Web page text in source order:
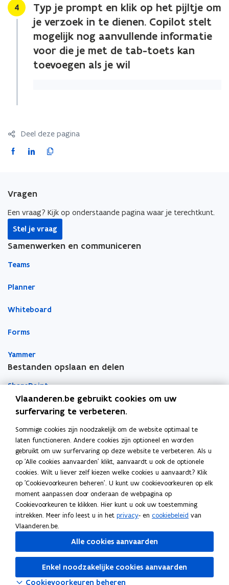
Stap
4
Typ je prompt en klik op het pijltje om
je verzoek in te dienen. Copilot stelt
mogelijk nog aanvullende informatie
voor die je met de tab-toets kan
toevoegen als je wil
Deel deze pagina
F
b
o
o
p
n
i
n
e
u
w
L
e
d
n
o
n
i
n
e
u
w
v
e
s
t
e
r
K
e
i
a
m
b
o
r
Vragen
Een vraag? Kijk op onderstaande pagina waar je terechtkunt.
Stel je vraag
Samenwerken en communiceren
Teams
Planner
Whiteboard
Forms
Yammer
Bestanden opslaan en delen
SharePoint
Teams
OneDrive
Apps voor persoonlijke productiviteit
Vragen over je toestellen
Mobiel printen
Vergaderinfrastructuur
Outlook
To Do
OneNote
Vlaanderen.be gebruikt cookies om uw
surfervaring te verbeteren.
Sommige cookies zijn noodzakelijk om de website optimaal te
laten functioneren. Andere cookies zijn optioneel en worden
gebruikt om uw surfervaring op deze website te verbeteren. Als u
op 'Alle cookies aanvaarden' klikt, aanvaardt u ook de optionele
cookies. Wilt u liever zelf kiezen welke cookies u aanvaardt? Klik
op 'Cookievoorkeuren beheren'. U kunt uw cookievoorkeuren op elk
moment aanpassen door onderaan de webpagina op
Cookievoorkeuren te klikken. Hier kunt u ook uw toestemming
intrekken. Meer info leest u in het privacy- en cookiebeleid van
Vlaanderen.be.
Alle cookies aanvaarden
Enkel noodzakelijke cookies aanvaarden
Cookievoorkeuren beheren